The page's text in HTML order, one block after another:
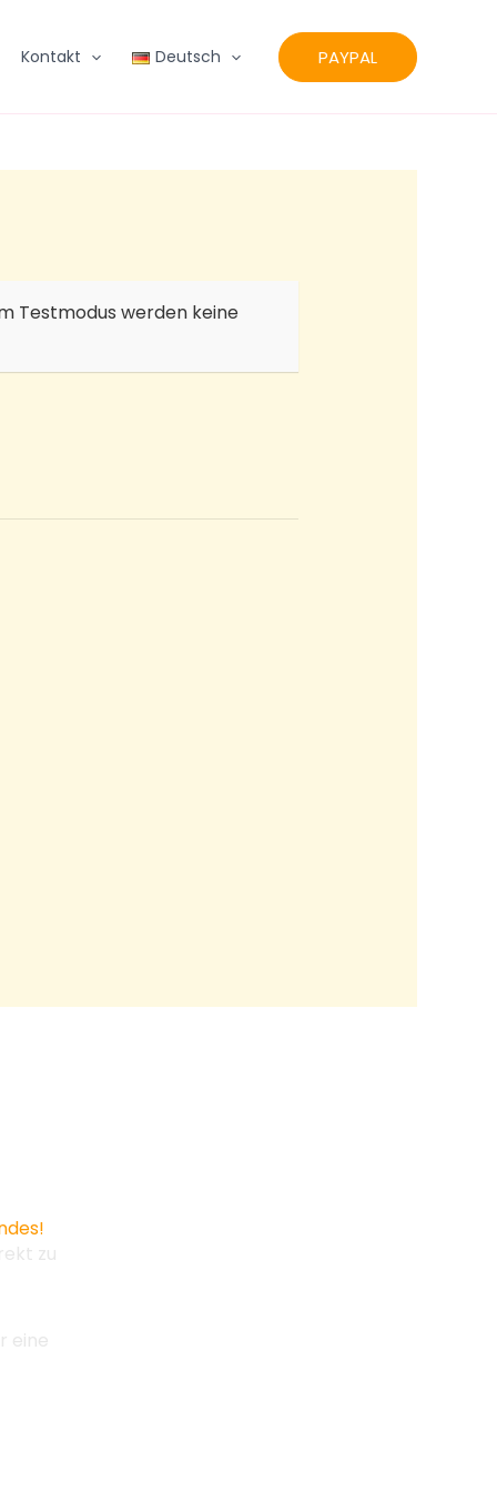
Kontakt Deutsch PAYPAL
Testmodus werden keine
zu
eine